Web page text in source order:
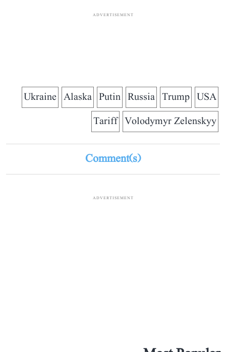
ADVERTISEMENT
USA
Trump
Russia
Putin
Alaska
Ukraine
Volodymyr Zelenskyy
Tariff
Comment(s)
ADVERTISEMENT